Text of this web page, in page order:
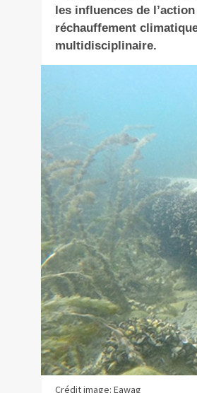
les influences de
réchauffement
multidisciplinaire.
Crédit image: Eawag